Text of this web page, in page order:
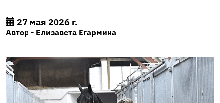
27 мая 2026 г.
Автор - Елизавета Егармина